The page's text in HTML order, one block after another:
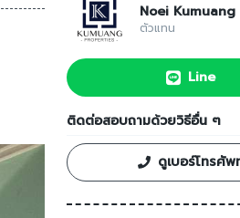
Noei Kumuang
ตัวแทน
Line
ติดต่อสอบถามด้วยวิธีอื่น ๆ
ดูเบอร์โทรศัพ